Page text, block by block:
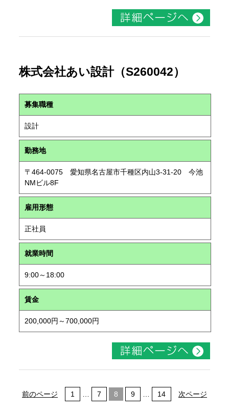
株式会社あい設計（S260042）
募集職種
設計
勤務地
〒464-0075 愛知県名古屋市千種区内山3-31-20 今池
NMビル8F
雇用形態
正社員
就業時間
9:00～18:00
賃金
200,000円～700,000円
前のページ 1 7 8 9 14 次ページ